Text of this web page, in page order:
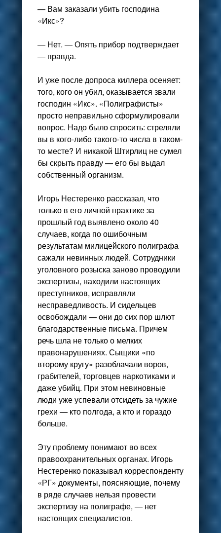
— Вам заказали убить господина
«Икс»?
— Нет. — Опять прибор подтверждает
— правда.
И уже после допроса киллера осеняет:
того, кого он убил, оказывается звали
господин «Икс». «Полиграфисты»
просто неправильно сформулировали
вопрос. Надо было спросить: стреляли
вы в кого-либо такого-то числа в таком-
то месте? И никакой Штирлиц не сумел
бы скрыть правду — его бы выдал
собственный организм.
Игорь Нестеренко рассказал, что
только в его личной практике за
прошлый год выявлено около 40
случаев, когда по ошибочным
результатам милицейского полиграфа
сажали невинных людей. Сотрудники
уголовного розыска заново проводили
экспертизы, находили настоящих
преступников, исправляли
несправедливость. И сидельцев
освобождали — они до сих пор шлют
благодарственные письма. Причем
речь шла не только о мелких
правонарушениях. Сыщики «по
второму кругу» разоблачали воров,
грабителей, торговцев наркотиками и
даже убийц. При этом невиновные
люди уже успевали отсидеть за чужие
грехи — кто полгода, а кто и гораздо
больше.
Эту проблему понимают во всех
правоохранительных органах. Игорь
Нестеренко показывал корреспонденту
«РГ» документы, поясняющие, почему
в ряде случаев нельзя провести
экспертизу на полиграфе, — нет
настоящих специалистов.